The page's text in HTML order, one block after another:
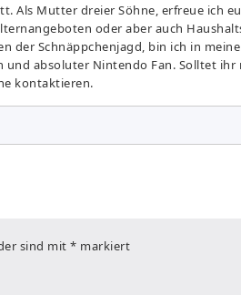
Als Mutter dreier Söhne, erfreue ich
oder aber auch
der Schnäppchenjagd, bin ich in
und absoluter Nintendo Fan. Solltet ihr
kontaktieren.
sind mit * markiert